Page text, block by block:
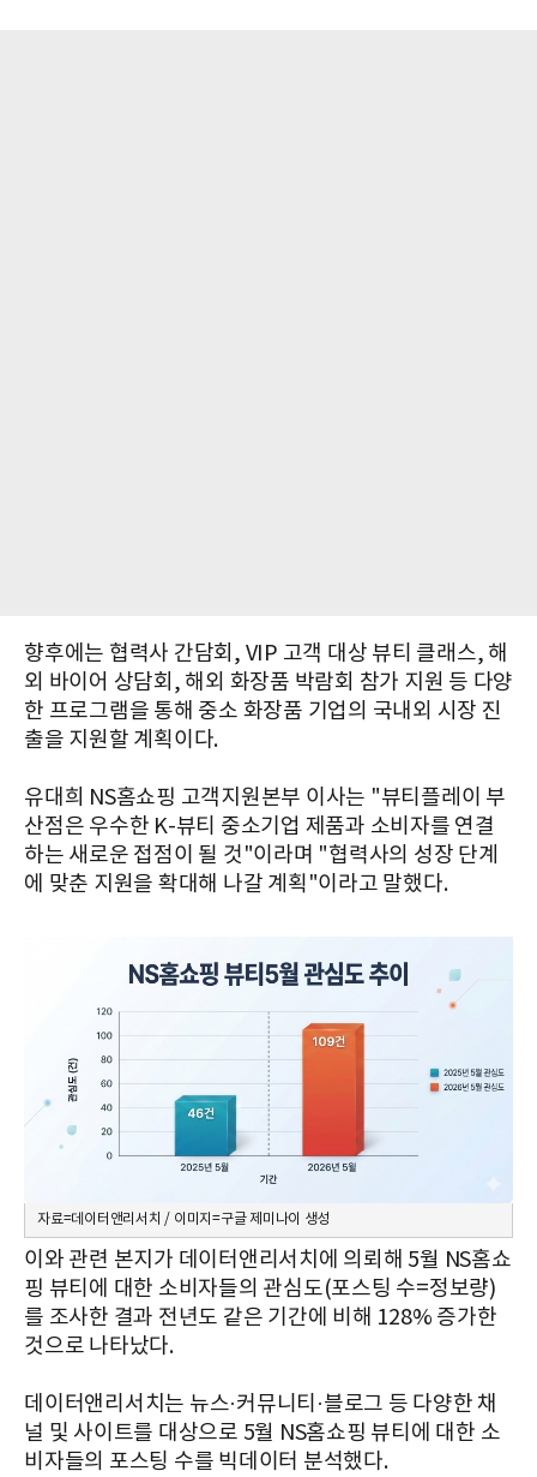
향후에는 협력사 간담회, VIP 고객 대상 뷰티 클래스, 해
외 바이어 상담회, 해외 화장품 박람회 참가 지원 등 다양
한 프로그램을 통해 중소 화장품 기업의 국내외 시장 진
출을 지원할 계획이다.
유대희 NS홈쇼핑 고객지원본부 이사는 "뷰티플레이 부
산점은 우수한 K-뷰티 중소기업 제품과 소비자를 연결
하는 새로운 접점이 될 것"이라며 "협력사의 성장 단계
에 맞춘 지원을 확대해 나갈 계획"이라고 말했다.
자료=데이터앤리서치 / 이미지=구글 제미나이 생성
이와 관련 본지가 데이터앤리서치에 의뢰해 5월 NS홈쇼
핑 뷰티에 대한 소비자들의 관심도(포스팅 수=정보량)
를 조사한 결과 전년도 같은 기간에 비해 128% 증가한
것으로 나타났다.
데이터앤리서치는 뉴스·커뮤니티·블로그 등 다양한 채
널 및 사이트를 대상으로 5월 NS홈쇼핑 뷰티에 대한 소
비자들의 포스팅 수를 빅데이터 분석했다.